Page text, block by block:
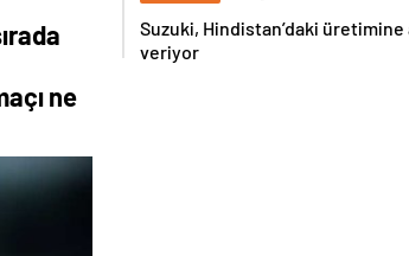
ne
Suzuki, Hindistan’daki üretimine
veriyor